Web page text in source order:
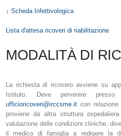
↓ Scheda Infettivologica
Lista d'attesa ricoveri di riabilitazione
MODALITÀ DI
La richiesta di ricovero avviene su
Istituto. Deve pervenire
ufficioricoveri@irccsme.it con
proviene da altra struttura
valutazione delle condizioni cliniche,
il medico di famiglia a redigere la